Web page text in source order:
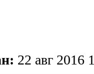
22 авг 2016